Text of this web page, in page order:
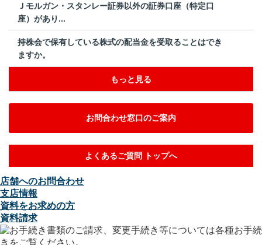
Ｊモルガン・スタンレー証券以外の証券口座（特定口
座）があり...
持株会で保有している株式の配当金を受取ることはでき
ますか。
もっと見る
お問合わせ窓口のご案内
よくあるご質問 トップへ
店舗へのお問合わせ
支店情報
資料をお求めの方
資料請求